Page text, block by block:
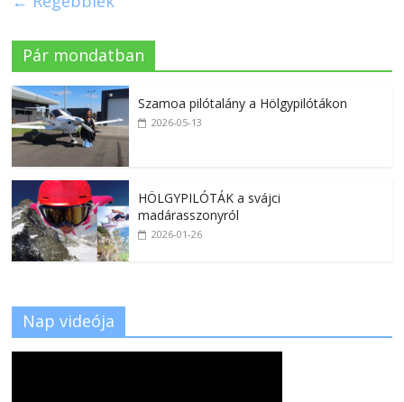
Pár mondatban
Szamoa pilótalány a Hölgypilótákon
2026-05-13
HÖLGYPILÓTÁK a svájci
madárasszonyról
2026-01-26
Nap videója